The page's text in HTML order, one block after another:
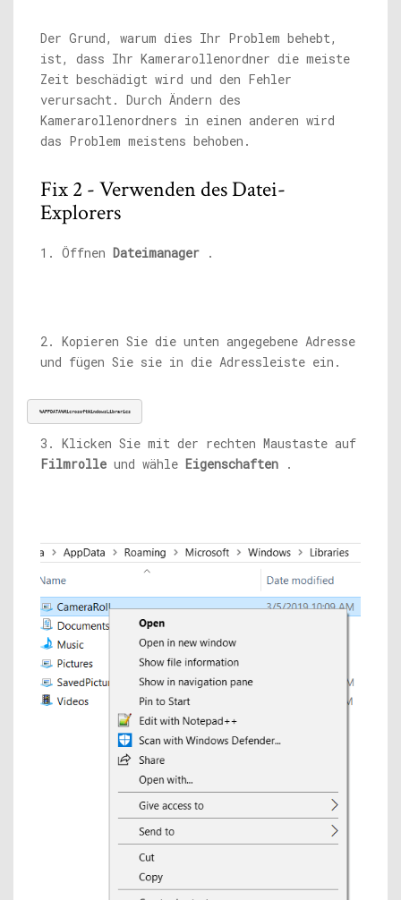
Der Grund, warum dies Ihr Problem behebt,
ist, dass Ihr Kamerarollenordner die meiste
Zeit beschädigt wird und den Fehler
verursacht. Durch Ändern des
Kamerarollenordners in einen anderen wird
das Problem meistens behoben.
Fix 2 - Verwenden des Datei-
Explorers
1. Öffnen Dateimanager .
2. Kopieren Sie die unten angegebene Adresse
und fügen Sie sie in die Adressleiste ein.
%APPDATA%MicrosoftWindowsLibraries
3. Klicken Sie mit der rechten Maustaste auf
Filmrolle und wähle Eigenschaften .